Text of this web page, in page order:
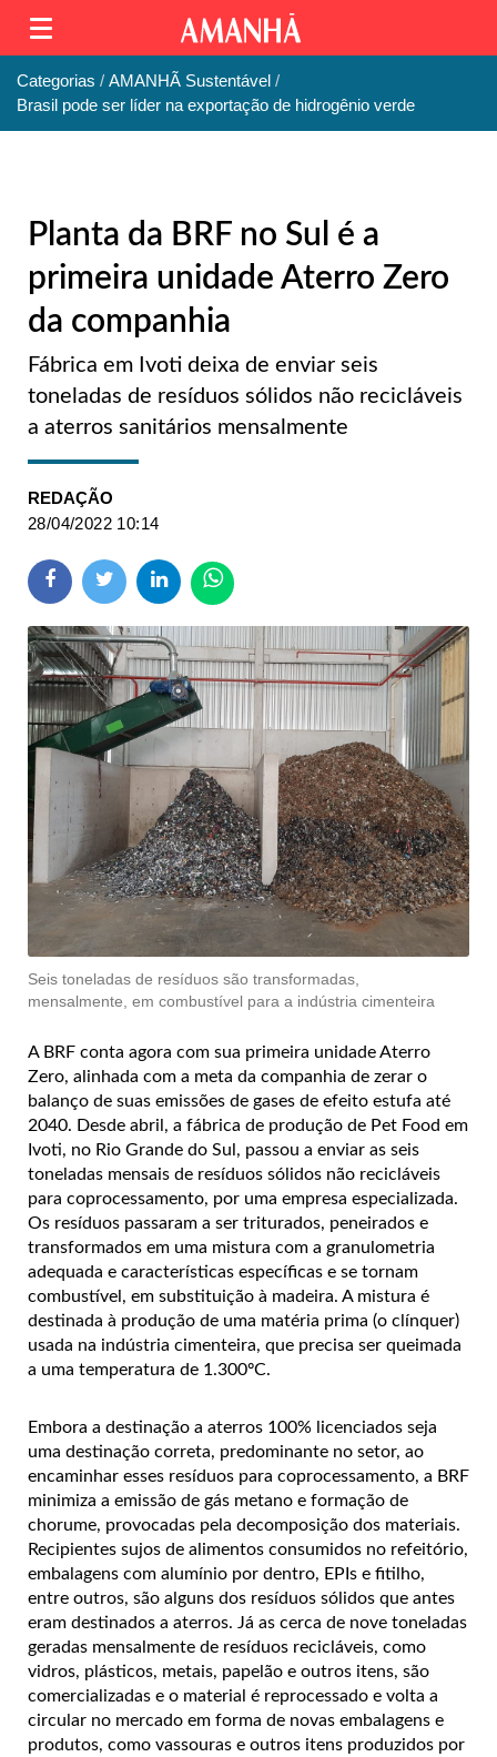
Categorias
AMANHÃ Sustentável
Brasil pode ser líder na exportação de hidrogênio verde
Planta da BRF no Sul é a
primeira unidade Aterro Zero
da companhia
Fábrica em Ivoti deixa de enviar seis
toneladas de resíduos sólidos não recicláveis
a aterros sanitários mensalmente
REDAÇÃO
28/04/2022 10:14
Seis toneladas de resíduos são transformadas,
mensalmente, em combustível para a indústria cimenteira
A BRF conta agora com sua primeira unidade Aterro
Zero, alinhada com a meta da companhia de zerar o
balanço de suas emissões de gases de efeito estufa até
2040. Desde abril, a fábrica de produção de Pet Food em
Ivoti, no Rio Grande do Sul, passou a enviar as seis
toneladas mensais de resíduos sólidos não recicláveis
para coprocessamento, por uma empresa especializada.
Os resíduos passaram a ser triturados, peneirados e
transformados em uma mistura com a granulometria
adequada e características específicas e se tornam
combustível, em substituição à madeira. A mistura é
destinada à produção de uma matéria prima (o clínquer)
usada na indústria cimenteira, que precisa ser queimada
a uma temperatura de 1.300ºC.
Embora a destinação a aterros 100% licenciados seja
uma destinação correta, predominante no setor, ao
encaminhar esses resíduos para coprocessamento, a BRF
minimiza a emissão de gás metano e formação de
chorume, provocadas pela decomposição dos materiais.
Recipientes sujos de alimentos consumidos no refeitório,
embalagens com alumínio por dentro, EPIs e fitilho,
entre outros, são alguns dos resíduos sólidos que antes
eram destinados a aterros. Já as cerca de nove toneladas
geradas mensalmente de resíduos recicláveis, como
vidros, plásticos, metais, papelão e outros itens, são
comercializadas e o material é reprocessado e volta a
circular no mercado em forma de novas embalagens e
produtos, como vassouras e outros itens produzidos por